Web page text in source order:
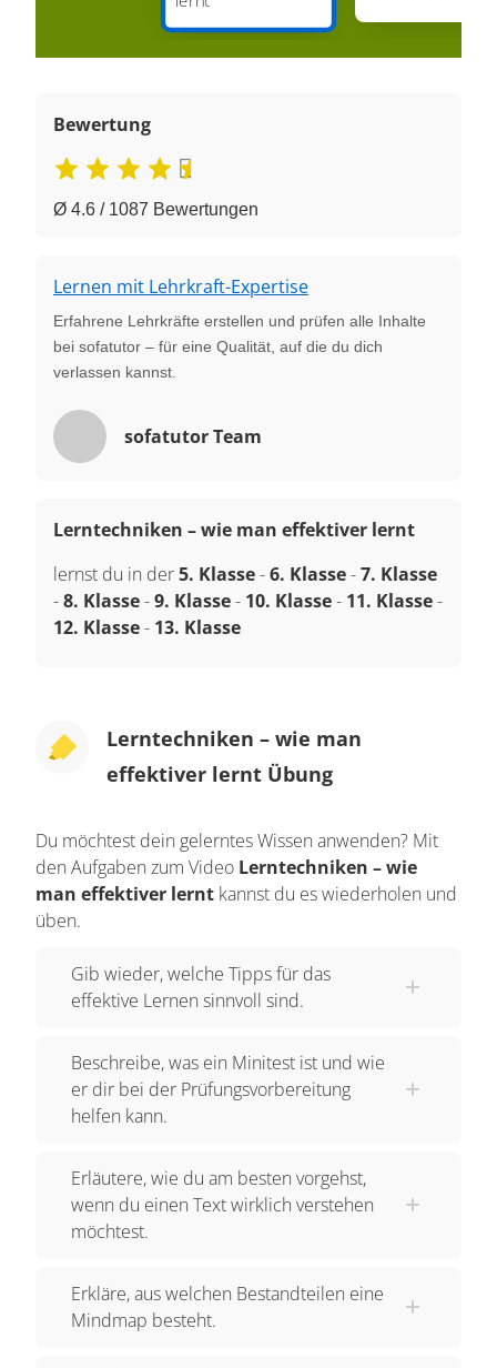
Bewertung
Ø 4.6 / 1087 Bewertungen
Lernen mit Lehrkraft-Expertise
Erfahrene Lehrkräfte erstellen und prüfen alle Inhalte
bei sofatutor – für eine Qualität, auf die du dich
verlassen kannst.
sofatutor Team
Lerntechniken – wie man effektiver lernt
lernst du in der5. Klasse-6. Klasse-7. Klasse
-8. Klasse-9. Klasse- 10. Klasse- 11. Klasse-
12. Klasse- 13. Klasse
Lerntechniken – wie man
effektiver lernt Übung
Du möchtest dein gelerntes Wissen anwenden? Mit
den Aufgaben zum Video Lerntechniken – wie
man effektiver lernt kannst du es wiederholen und
üben.
Gib wieder, welche Tipps für das
effektive Lernen sinnvoll sind.
Beschreibe, was ein Minitest ist und wie
er dir bei der Prüfungsvorbereitung
helfen kann.
Erläutere, wie du am besten vorgehst,
wenn du einen Text wirklich verstehen
möchtest.
Erkläre, aus welchen Bestandteilen eine
Mindmap besteht.